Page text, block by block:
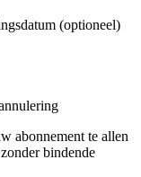
(optioneel)
abonnement te allen
bindende